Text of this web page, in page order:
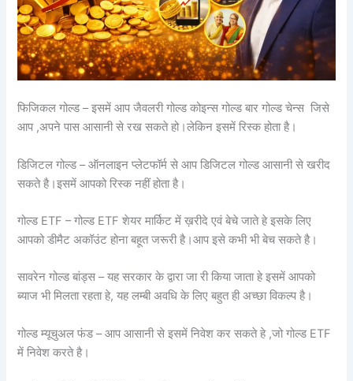
फिजिकल गोल्ड – इसमें आप जैवलरी गोल्ड कोइन्स गोल्ड बार गोल्ड चेन्स जिसे
आप ,अपने पास आसानी से रख सकते हो।लेकिन इसमें रिस्क होता है।
डिजिटल गोल्ड – ऑनलाइन प्लेटफॉर्म से आप डिजिटल गोल्ड आसानी से खरीद
सकते है।इसमें आपको रिस्क नहीं होता है।
गोल्ड ETF – गोल्ड ETF शेयर मार्किट में ख़रीदे एवं बेचे जाते हे इसके लिए
आपको डीमैट अकॉउंट होना बहूत जरूरी है।आप इसे कभी भी बेच सकते है।
सावरेन गोल्ड बांड्स – यह सरकार के द्वारा जा री किया जाता हे इसमें आपको
ब्याज भी मिलता रहता हे, यह लम्बी अवधि के लिए बहुत ही अच्छा विकल्प है।
गोल्ड म्यूचुअल फंड – आप आसानी से इसमें निवेश कर सकते हे ,जो गोल्ड ETF
में निवेश करते है।